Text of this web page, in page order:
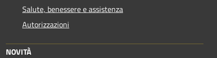
Salute, benessere e assistenza
Autorizzazioni
NOVITÀ